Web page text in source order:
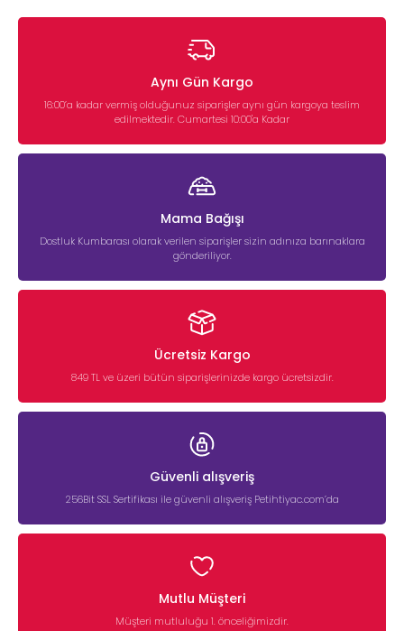
Aynı Gün Kargo
16:00’a kadar vermiş olduğunuz siparişler aynı gün kargoya teslim
edilmektedir. Cumartesi 10:00'a Kadar
Mama Bağışı
Dostluk Kumbarası olarak verilen siparişler sizin adınıza barınaklara
gönderiliyor.
Ücretsiz Kargo
849 TL ve üzeri bütün siparişlerinizde kargo ücretsizdir.
Güvenli alışveriş
256Bit SSL Sertifikası ile güvenli alışveriş Petihtiyac.com’da
Mutlu Müşteri
Müşteri mutluluğu 1. önceliğimizdir.